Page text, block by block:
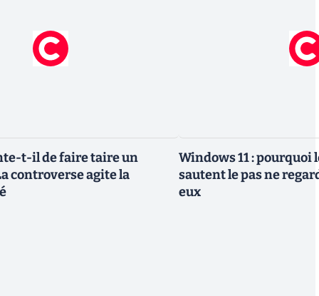
t-il de faire taire un
controverse agite la
Windows 11 : pourquoi
sautent le pas ne
eux